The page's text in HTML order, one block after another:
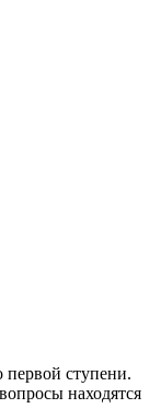
первой ступени.
находятся